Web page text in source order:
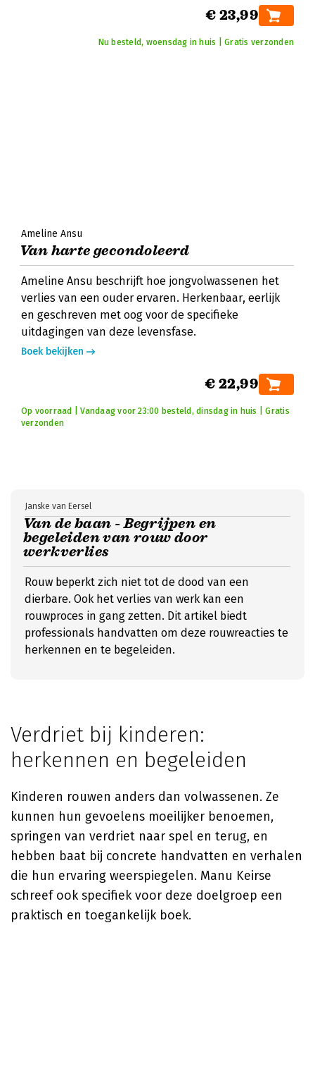
€ 23,99
Nu besteld, woensdag in huis | Gratis verzonden
Ameline Ansu
Van harte gecondoleerd
Ameline Ansu beschrijft hoe jongvolwassenen het
verlies van een ouder ervaren. Herkenbaar, eerlijk
en geschreven met oog voor de specifieke
uitdagingen van deze levensfase.
Boek bekijken
€ 22,99
Op voorraad | Vandaag voor 23:00 besteld, dinsdag in huis | Gratis
verzonden
Van de baan - Begrijpen en
begeleiden van rouw door
werkverlies
Janske van Eersel
Rouw beperkt zich niet tot de dood van een
dierbare. Ook het verlies van werk kan een
rouwproces in gang zetten. Dit artikel biedt
professionals handvatten om deze rouwreacties te
herkennen en te begeleiden.
Verdriet bij kinderen:
herkennen en begeleiden
Kinderen rouwen anders dan volwassenen. Ze
kunnen hun gevoelens moeilijker benoemen,
springen van verdriet naar spel en terug, en
hebben baat bij concrete handvatten en verhalen
die hun ervaring weerspiegelen. Manu Keirse
schreef ook specifiek voor deze doelgroep een
praktisch en toegankelijk boek.